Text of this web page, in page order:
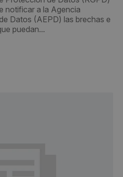
notificar a la Agencia
Datos (AEPD) las brechas e
puedan...